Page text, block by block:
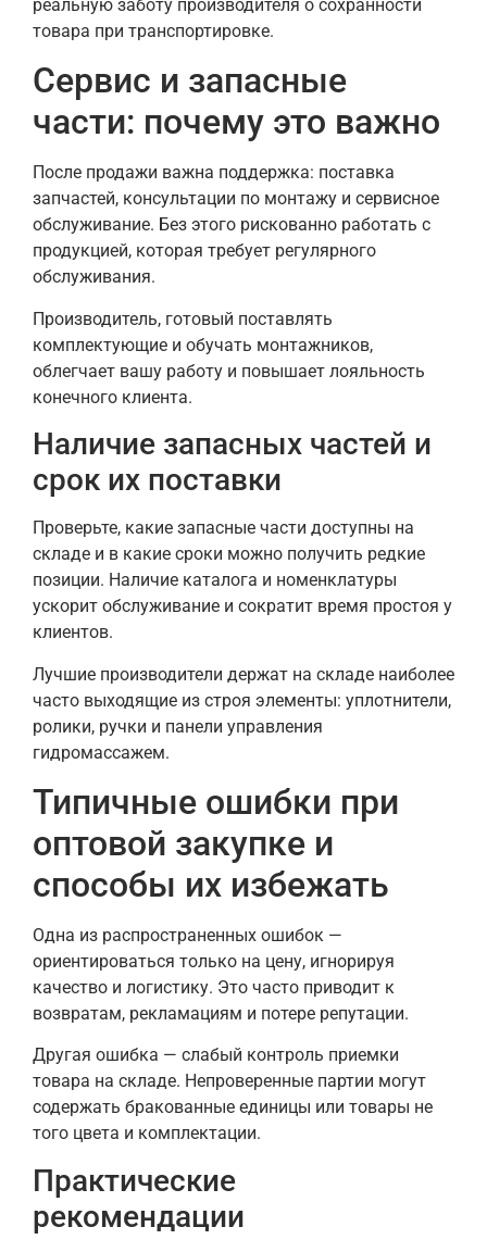
реальную заботу производителя о сохранности
товара при транспортировке.
Сервис и запасные
части: почему это важно
После продажи важна поддержка: поставка
запчастей, консультации по монтажу и сервисное
обслуживание. Без этого рискованно работать с
продукцией, которая требует регулярного
обслуживания.
Производитель, готовый поставлять
комплектующие и обучать монтажников,
облегчает вашу работу и повышает лояльность
конечного клиента.
Наличие запасных частей и
срок их поставки
Проверьте, какие запасные части доступны на
складе и в какие сроки можно получить редкие
позиции. Наличие каталога и номенклатуры
ускорит обслуживание и сократит время простоя у
клиентов.
Лучшие производители держат на складе наиболее
часто выходящие из строя элементы: уплотнители,
ролики, ручки и панели управления
гидромассажем.
Типичные ошибки при
оптовой закупке и
способы их избежать
Одна из распространенных ошибок —
ориентироваться только на цену, игнорируя
качество и логистику. Это часто приводит к
возвратам, рекламациям и потере репутации.
Другая ошибка — слабый контроль приемки
товара на складе. Непроверенные партии могут
содержать бракованные единицы или товары не
того цвета и комплектации.
Практические
рекомендации